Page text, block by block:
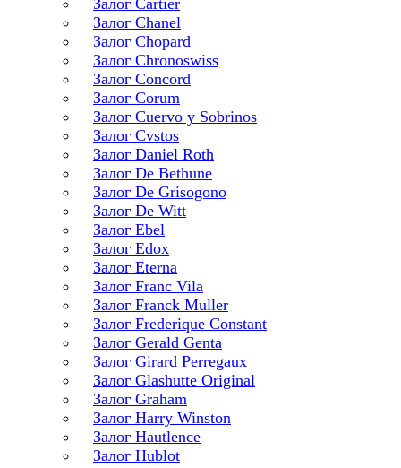
Залог Cartier
Залог Chanel
Залог Chopard
Залог Chronoswiss
Залог Concord
Залог Corum
Залог Cuervo y Sobrinos
Залог Cvstos
Залог Daniel Roth
Залог De Bethune
Залог De Grisogono
Залог De Witt
Залог Ebel
Залог Edox
Залог Eterna
Залог Franc Vila
Залог Franck Muller
Залог Frederique Constant
Залог Gerald Genta
Залог Girard Perregaux
Залог Glashutte Original
Залог Graham
Залог Harry Winston
Залог Hautlence
Залог Hublot